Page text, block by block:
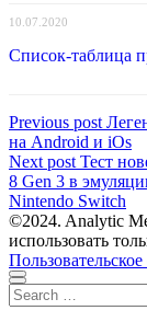
10.07.2020
Список-таблица
Навигация
по
записям
Previous post
post:
на Android и iOs
Next post Next
post:
Тест
8 Gen 3 в
Nintendo Switch
©2024. Analytic
использовать
Scroll
to
Close
Search
for: